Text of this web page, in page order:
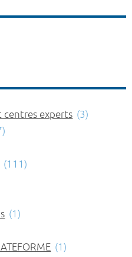
centres experts (3)
(111)
(1)
(1)